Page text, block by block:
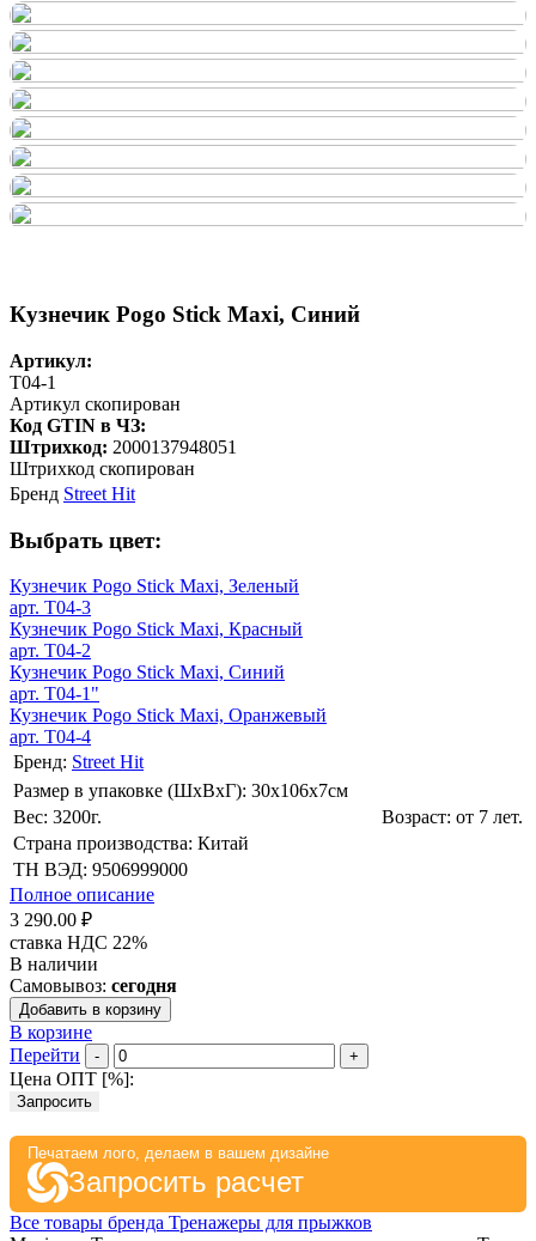
Кузнечик Pogo Stick Maxi, Синий
Артикул:
T04-1
Артикул скопирован
Код GTIN в ЧЗ:
Штрихкод: 2000137948051
Штрихкод скопирован
Бренд Street Hit
Выбрать цвет:
Кузнечик Pogo Stick Maxi, Зеленый
арт. T04-3
Кузнечик Pogo Stick Maxi, Красный
арт. T04-2
Кузнечик Pogo Stick Maxi, Синий
арт. T04-1"
Кузнечик Pogo Stick Maxi, Оранжевый
арт. T04-4
Бренд: Street Hit
Размер в упаковке (ШхВxГ): 30х106х7cм
Вес: 3200г.
Возраст: от 7 лет.
Страна производства: Китай
ТН ВЭД: 9506999000
Полное описание
3 290.00 ₽
ставка НДС 22%
В наличии
Самовывоз: сегодня
Добавить в корзину
В корзине
Перейти
- +
Цена ОПТ [%]:
Запросить
Печатаем лого, делаем в вашем дизайне
Запросить расчет
Все товары бренда Тренажеры для прыжков